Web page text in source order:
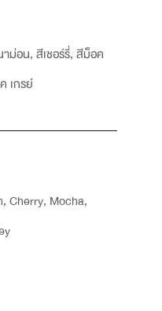
ม่อน, สีเชอร์รี่, สีม็อค
เกรย์
Cherry, Mocha,